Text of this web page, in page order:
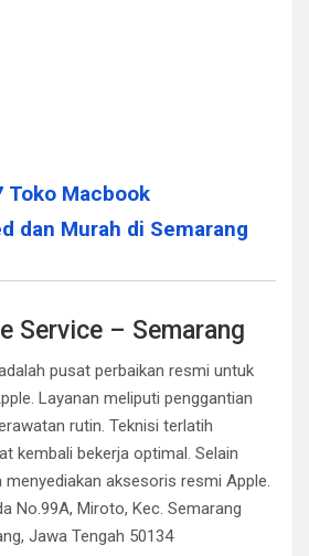
Toko Macbook
dan Murah di Semarang
Service – Semarang
pusat perbaikan resmi untuk
Layanan meliputi penggantian
rutin. Teknisi terlatih
kembali bekerja optimal. Selain
menyediakan aksesoris resmi Apple.
No.99A, Miroto, Kec. Semarang
Jawa Tengah 50134